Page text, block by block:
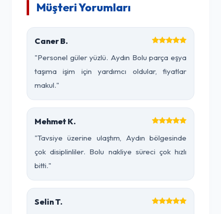
Müşteri Yorumları
Caner B.
"Personel güler yüzlü. Aydın Bolu parça eşya
taşıma işim için yardımcı oldular, fiyatlar
makul."
Mehmet K.
"Tavsiye üzerine ulaştım, Aydın bölgesinde
çok disiplinliler. Bolu nakliye süreci çok hızlı
bitti."
Selin T.